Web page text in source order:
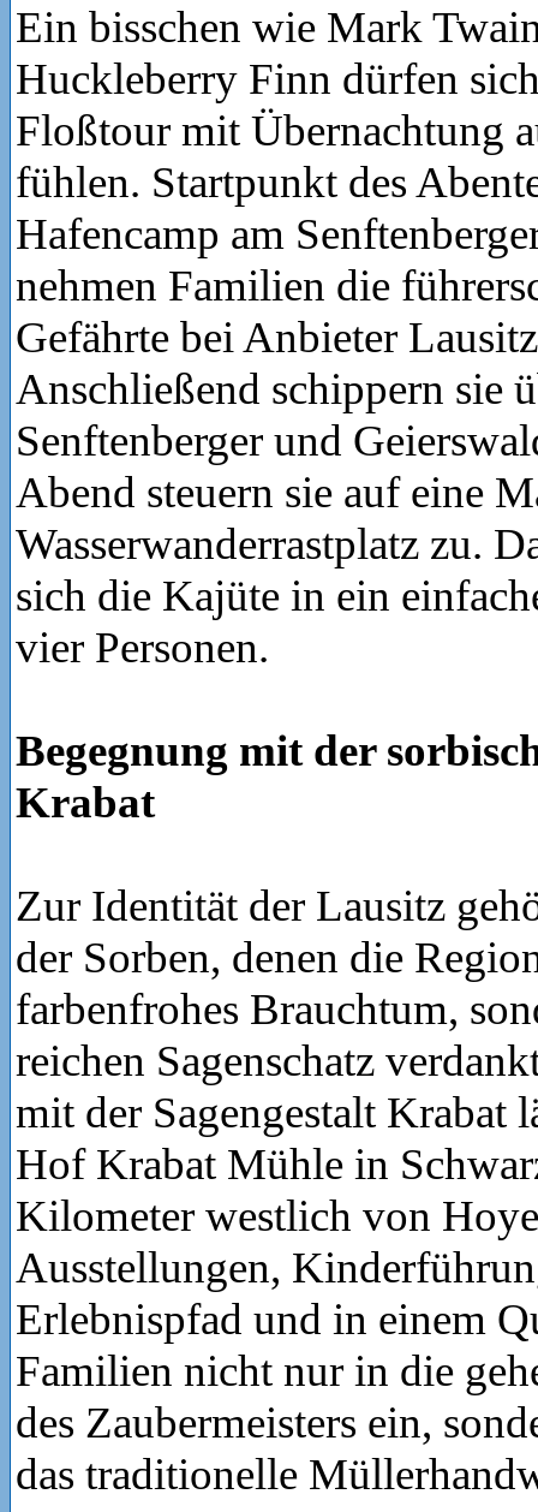
Ein bisschen wie Mark
Huckleberry Finn dürfen
Floßtour mit Übernachtung
fühlen. Startpunkt des
Hafencamp am
nehmen Familien die
Gefährte bei Anbieter
Anschließend schippern sie
Senftenberger und
Abend steuern sie auf eine
Wasserwanderrastplatz zu.
sich die Kajüte in ein
vier Personen.
Begegnung mit der
Krabat
Zur Identität der Lausitz
der Sorben, denen die
farbenfrohes Brauchtum,
reichen Sagenschatz
mit der Sagengestalt Krabat
Hof Krabat Mühle in
Kilometer westlich von
Ausstellungen,
Erlebnispfad und in einem
Familien nicht nur in die
des Zaubermeisters ein,
das traditionelle